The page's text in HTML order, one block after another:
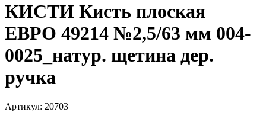
КИСТИ Кисть плоская
ЕВРО 49214 №2,5/63 мм 004-
0025_натур. щетина дер.
ручка
Артикул: 20703